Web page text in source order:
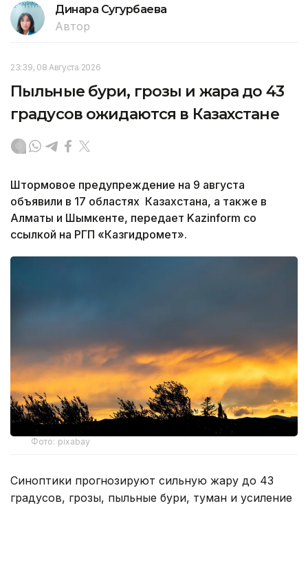
Динара Сугурбаева
Автор
23:39, 08 Августа 2026
Пыльные бури, грозы и жара до 43
градусов ожидаются в Казахстане
Штормовое предупреждение на 9 августа
объявили в 17 областях Казахстана, а также в
Алматы и Шымкенте, передает Kazinform со
ссылкой на РГП «Казгидромет».
Фото: pixabay
Синоптики прогнозируют сильную жару до 43
градусов, грозы, пыльные бури, туман и усиление